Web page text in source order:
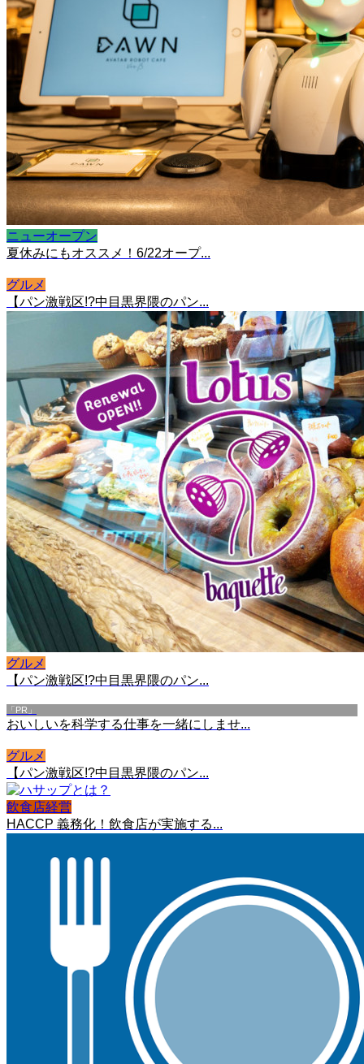
ニューオープン
夏休みにもオススメ！6/22オープ...
グルメ
【パン激戦区!?中目黒界隈のパン...
グルメ
【パン激戦区!?中目黒界隈のパン...
「PR」
おいしいを科学する仕事を一緒にしませ...
グルメ
【パン激戦区!?中目黒界隈のパン...
飲食店経営
HACCP 義務化！飲食店が実施する...